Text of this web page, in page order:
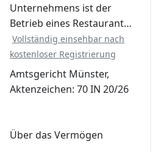
Unternehmens ist der
Betrieb eines Restaurant…
Vollständig einsehbar nach
kostenloser Registrierung
Amtsgericht Münster,
Aktenzeichen: 70 IN 20/26
Über das Vermögen